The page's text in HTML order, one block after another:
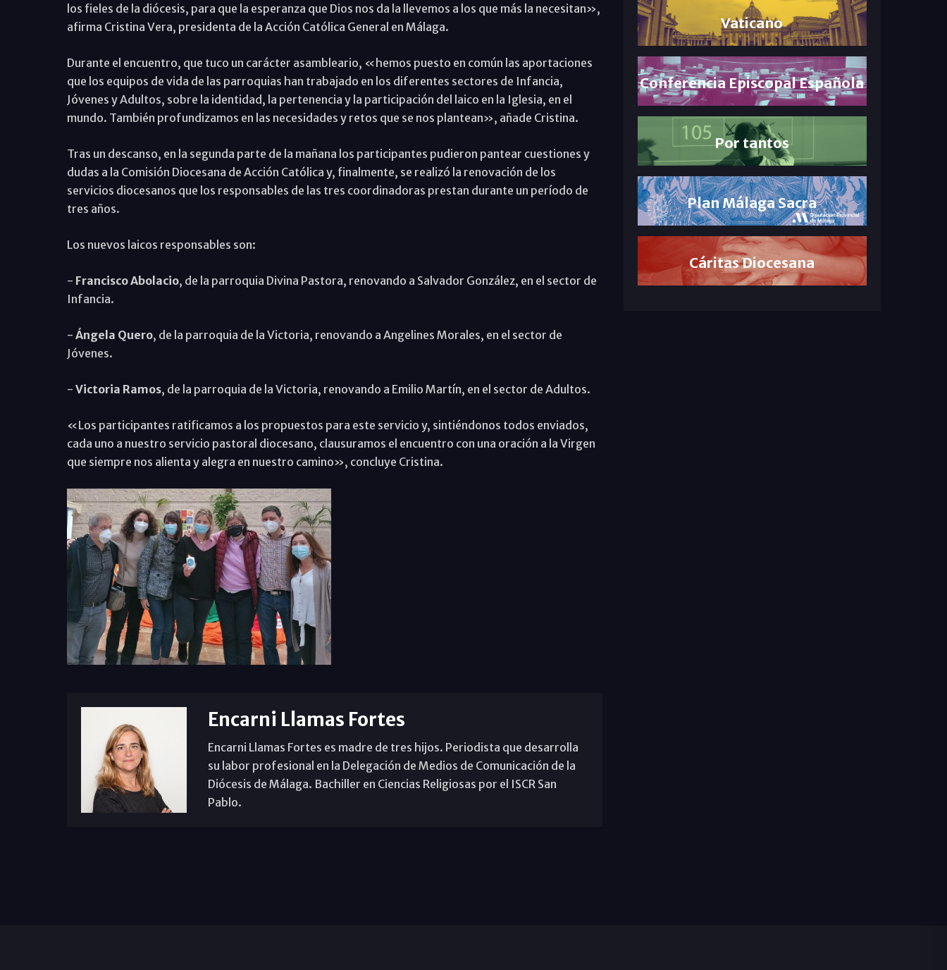
los fieles de la diócesis, para que la esperanza que Dios nos da la llevemos a los que más la necesitan»,
afirma Cristina Vera, presidenta de la Acción Católica General en Málaga.
Durante el encuentro, que tuco un carácter asambleario, «hemos puesto en común las aportaciones
que los equipos de vida de las parroquias han trabajado en los diferentes sectores de Infancia,
Jóvenes y Adultos, sobre la identidad, la pertenencia y la participación del laico en la Iglesia, en el
mundo. También profundizamos en las necesidades y retos que se nos plantean», añade Cristina.
Tras un descanso, en la segunda parte de la mañana los participantes pudieron pantear cuestiones y
dudas a la Comisión Diocesana de Acción Católica y, finalmente, se realizó la renovación de los
servicios diocesanos que los responsables de las tres coordinadoras prestan durante un período de
tres años.
Los nuevos laicos responsables son:
- Francisco Abolacio, de la parroquia Divina Pastora, renovando a Salvador González, en el sector de
Infancia.
- Ángela Quero, de la parroquia de la Victoria, renovando a Angelines Morales, en el sector de
Jóvenes.
- Victoria Ramos, de la parroquia de la Victoria, renovando a Emilio Martín, en el sector de Adultos.
«Los participantes ratificamos a los propuestos para este servicio y, sintiéndonos todos enviados,
cada uno a nuestro servicio pastoral diocesano, clausuramos el encuentro con una oración a la Virgen
que siempre nos alienta y alegra en nuestro camino», concluye Cristina.
Encarni Llamas Fortes
Encarni Llamas Fortes es madre de tres hijos. Periodista que desarrolla
su labor profesional en la Delegación de Medios de Comunicación de la
Diócesis de Málaga. Bachiller en Ciencias Religiosas por el ISCR San
Pablo.
Vaticano
Conferencia Episcopal Española
Por tantos
Plan Málaga Sacra
Cáritas Diocesana